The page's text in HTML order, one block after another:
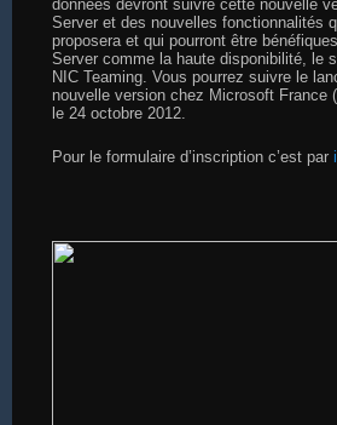
données devront suivre cette nouvelle
Server et des nouvelles fonctionnalités
proposera et qui pourront être
Server comme la haute disponibilité, le
NIC Teaming. Vous pourrez suivre le
nouvelle version chez Microsoft France
le 24 octobre 2012.
Pour le formulaire d’inscription c’est par